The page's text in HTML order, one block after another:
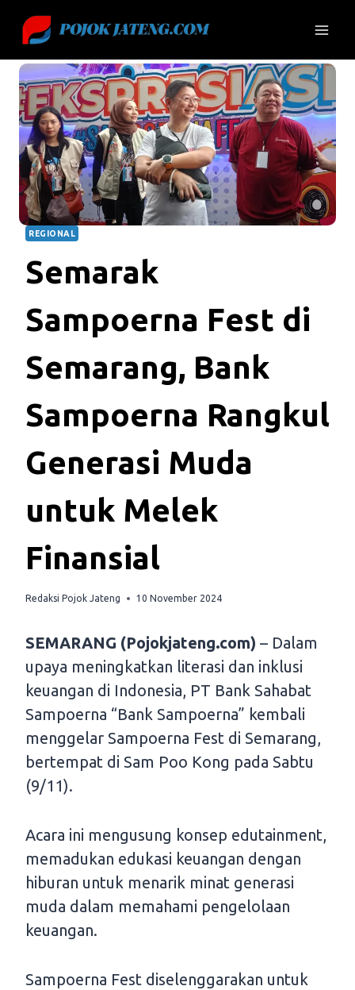
content
REGIONAL
Semarak
Sampoerna Fest di
Semarang, Bank
Sampoerna Rangkul
Generasi Muda
untuk Melek
Finansial
Redaksi Pojok Jateng 10 November 2024
SEMARANG (Pojokjateng.com) – Dalam
upaya meningkatkan literasi dan inklusi
keuangan di Indonesia, PT Bank Sahabat
Sampoerna “Bank Sampoerna” kembali
menggelar Sampoerna Fest di Semarang,
bertempat di Sam Poo Kong pada Sabtu
(9/11).
Acara ini mengusung konsep edutainment,
memadukan edukasi keuangan dengan
hiburan untuk menarik minat generasi
muda dalam memahami pengelolaan
keuangan.
Sampoerna Fest diselenggarakan untuk